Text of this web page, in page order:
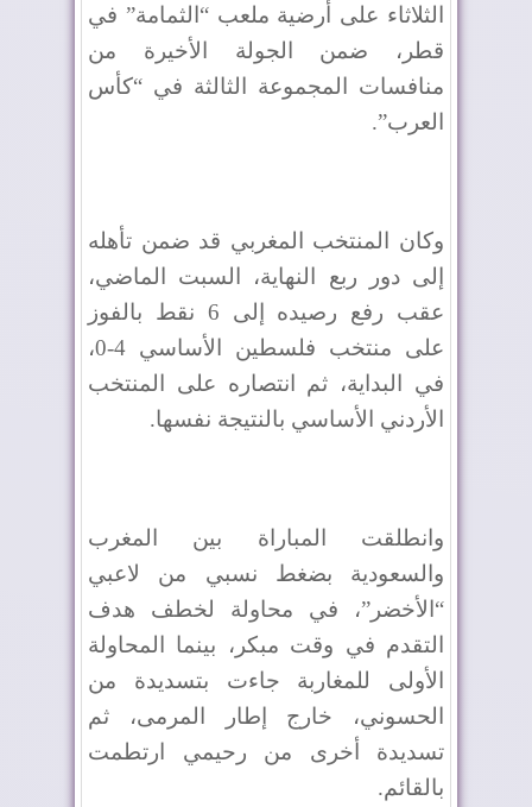
الثلاثاء على أرضية ملعب “الثمامة” في
قطر، ضمن الجولة الأخيرة من
منافسات المجموعة الثالثة في “كأس
العرب”.
وكان المنتخب المغربي قد ضمن تأهله
إلى دور ربع النهاية، السبت الماضي،
عقب رفع رصيده إلى 6 نقط بالفوز
على منتخب فلسطين الأساسي 4-0،
في البداية، ثم انتصاره على المنتخب
الأردني الأساسي بالنتيجة نفسها.
وانطلقت المباراة بين المغرب
والسعودية بضغط نسبي من لاعبي
“الأخضر”، في محاولة لخطف هدف
التقدم في وقت مبكر، بينما المحاولة
الأولى للمغاربة جاءت بتسديدة من
الحسوني، خارج إطار المرمى، ثم
تسديدة أخرى من رحيمي ارتطمت
بالقائم.